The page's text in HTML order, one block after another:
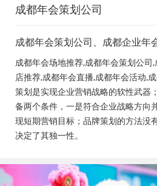
成都年会策划公司
成都年会策划公司、成都企业年
策划、成都年会节目表演、成
会活动策划公司、成都年会布置
建公司，成都年会节目表演，年
策划方案详细流程，年会策划，
礼品，年会祝福语
成都年会场地推荐,成都年会策划公司
店推荐,成都年会直播,成都年会活动,
策划是实现企业营销战略的软性武器
备两个条件，一是符合企业战略方向
现短期营销目标；品牌策划的方法没
决定了其独一性。